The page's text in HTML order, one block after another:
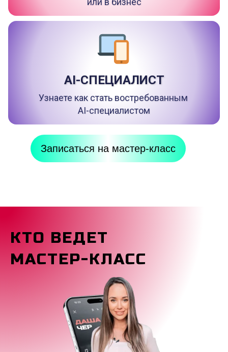
AI-СПЕЦИАЛИСТ
Узнаете как стать востребованным
AI-специалистом
Записаться на мастер-класс
КТО ВЕДЕТ
МАСТЕР-КЛАСС